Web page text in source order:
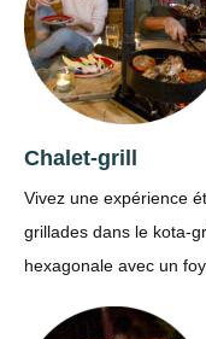
Chalet-grill
Vivez une expérience
grillades dans le kota-
hexagonale avec un